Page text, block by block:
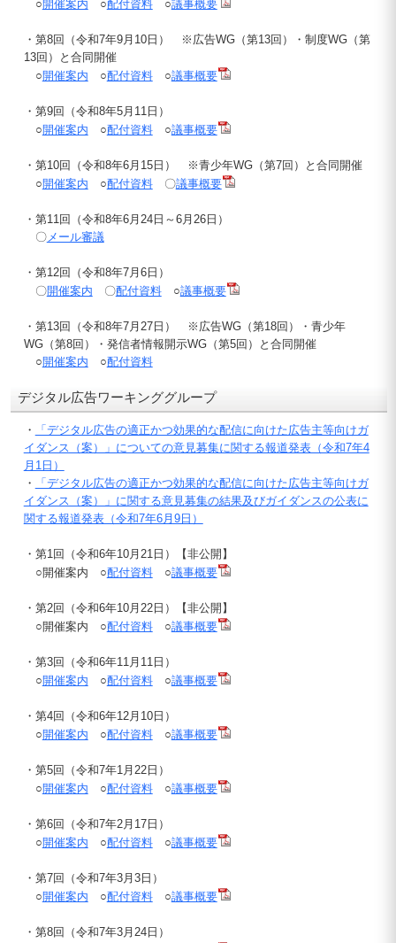
○開催案内 ○配付資料○議事概要
・第8回（令和7年9月10日） ※広告WG（第13回）・制度WG（第
13回）と合同開催
○開催案内 ○配付資料○議事概要
・第9回（令和8年5月11日）
○開催案内 ○配付資料○議事概要
・第10回（令和8年6月15日） ※青少年WG（第7回）と合同開催
○開催案内 ○配付資料〇議事概要
・第11回（令和8年6月24日～6月26日）
〇メール審議
・第12回（令和8年7月6日）
〇開催案内 〇配付資料○議事概要
・第13回（令和8年7月27日） ※広告WG（第18回）・青少年
WG（第8回）・発信者情報開示WG（第5回）と合同開催
○開催案内 ○配付資料
デジタル広告ワーキンググループ
・
「デジタル広告の適正かつ効果的な配信に向けた広告主等向けガ
イダンス（案）」についての意見募集に関する報道発表（令和7年4
月1日）
・
「デジタル広告の適正かつ効果的な配信に向けた広告主等向けガ
イダンス（案）」に関する意見募集の結果及びガイダンスの公表に
関する報道発表（令和7年6月9日）
・第1回（令和6年10月21日）【非公開】
○開催案内 ○配付資料○議事概要
・第2回（令和6年10月22日）【非公開】
○開催案内 ○配付資料○議事概要
・第3回（令和6年11月11日）
○開催案内 ○配付資料○議事概要
・第4回（令和6年12月10日）
○開催案内 ○配付資料○議事概要
・第5回（令和7年1月22日）
○開催案内 ○配付資料○議事概要
・第6回（令和7年2月17日）
○開催案内 ○配付資料○議事概要
・第7回（令和7年3月3日）
○開催案内 ○配付資料○議事概要
・第8回（令和7年3月24日）